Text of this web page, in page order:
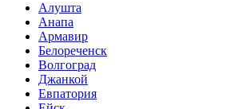
Алушта
Анапа
Армавир
Белореченск
Волгоград
Джанкой
Евпатория